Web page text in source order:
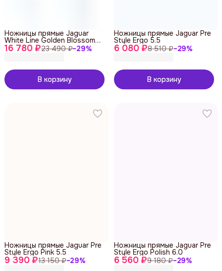
16 780 ₽23 490 ₽−29%
Ножницы прямые Jaguar
White Line Golden Blossom
5.5
В корзину
6 080 ₽8 510 ₽−29%
Ножницы прямые Jaguar Pre
Style Ergo 5.5
В корзину
9 390 ₽13 150 ₽−29%
Ножницы прямые Jaguar Pre
Style Ergo Pink 5.5
6 560 ₽9 180 ₽−29%
Ножницы прямые Jaguar Pre
Style Ergo Polish 6.0